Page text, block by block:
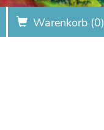
Warenkorb (0)